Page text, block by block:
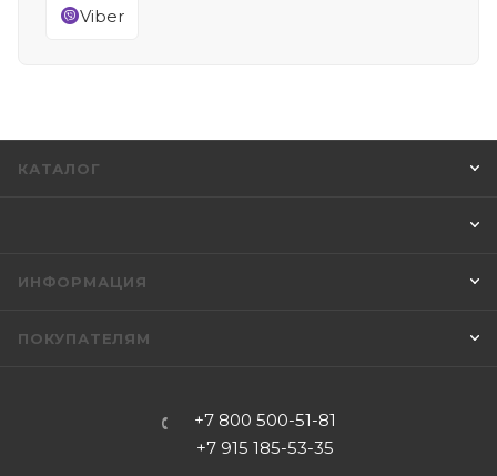
Viber
КАТАЛОГ
ИНФОРМАЦИЯ
ПОКУПАТЕЛЯМ
+7 800 500-51-81
+7 915 185-53-35